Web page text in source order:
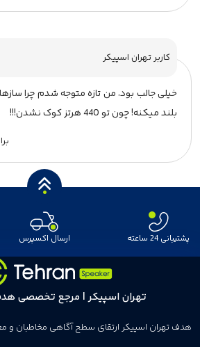
کاربر تهران اسپیکر
خیلی جالب بود، من تازه متوجه شدم چرا
بلند میکنه! چون تو 440 هرتز کوک نشدن!!!
پشتیبانی 24 ساعته ارسال اکسپرس
تهران اسپیکر | مرجع تخصصی
هدف تهران اسپیکر ارتقای سطح آگاهی مخاطبان و